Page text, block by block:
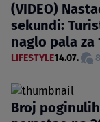
(VIDEO)
sekundi:
naglo pala za
LIFESTYLE14.07. 8
Broj